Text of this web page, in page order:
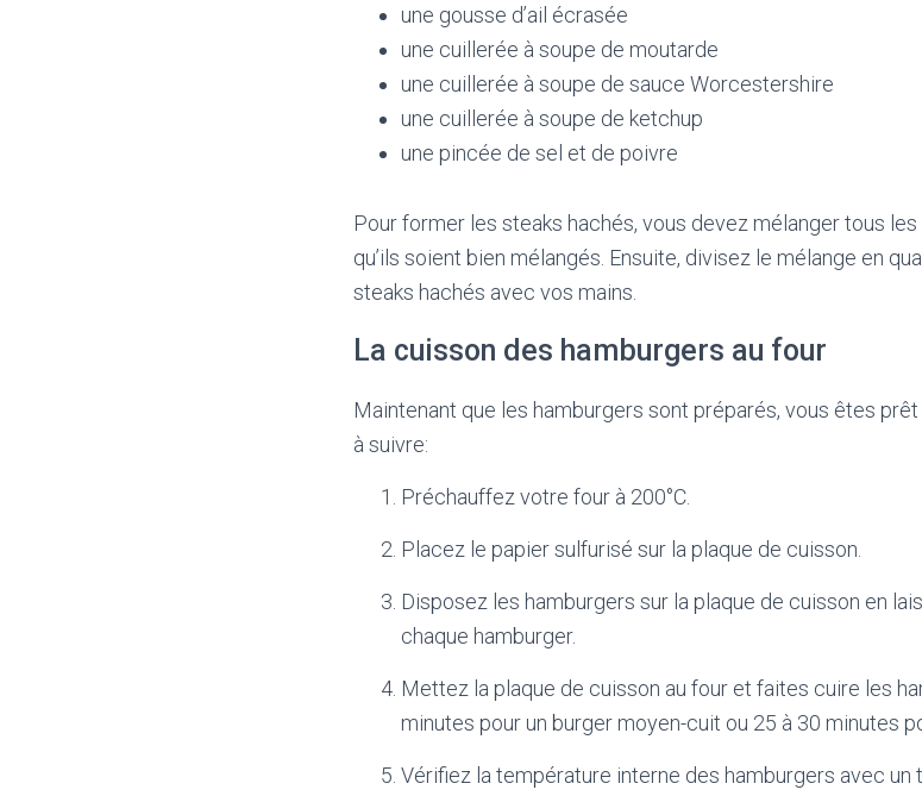
une gousse d’ail écrasée
une cuillerée à soupe de moutarde
une cuillerée à soupe de sauce Worcestershire
une cuillerée à soupe de ketchup
une pincée de sel et de poivre
Pour former les steaks hachés, vous devez mélanger tous les
qu’ils soient bien mélangés. Ensuite, divisez le mélange en
steaks hachés avec vos mains.
La cuisson des hamburgers au four
Maintenant que les hamburgers sont préparés, vous êtes
à suivre:
Préchauffez votre four à 200°C.
Placez le papier sulfurisé sur la plaque de cuisson.
Disposez les hamburgers sur la plaque de cuisson en
chaque hamburger.
Mettez la plaque de cuisson au four et faites cuire les
minutes pour un burger moyen-cuit ou 25 à 30 minutes
Vérifiez la température interne des hamburgers avec un